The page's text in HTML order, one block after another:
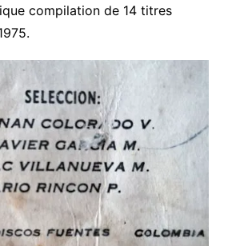
compilation de 14 titres